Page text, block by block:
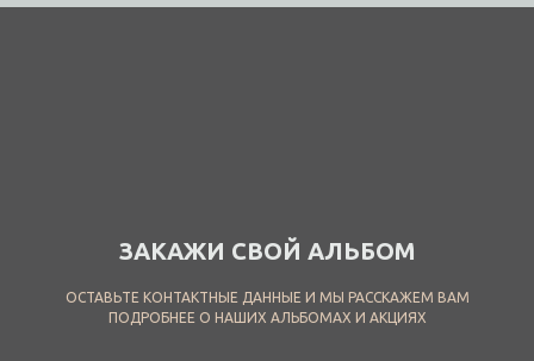
ЗАКАЖИ СВОЙ АЛЬБОМ
ОСТАВЬТЕ КОНТАКТНЫЕ ДАННЫЕ И МЫ РАССКАЖЕМ ВАМ
ПОДРОБНЕЕ О НАШИХ АЛЬБОМАХ И АКЦИЯХ